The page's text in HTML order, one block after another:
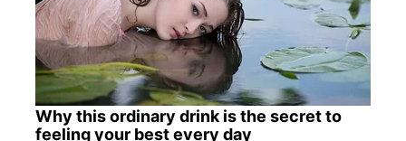
Why this ordinary drink is the secret to
feeling your best every day